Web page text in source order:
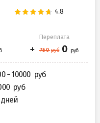
Переплата
- 10000
дней